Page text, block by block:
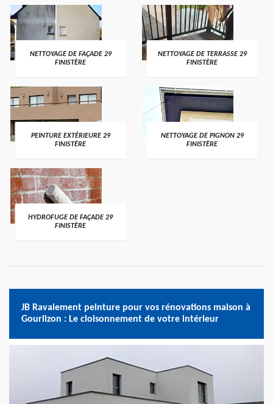
NETTOYAGE DE FAÇADE 29
FINISTÈRE
NETTOYAGE DE TERRASSE 29
FINISTÈRE
PEINTURE EXTÉRIEURE 29
FINISTÈRE
NETTOYAGE DE PIGNON 29
FINISTÈRE
HYDROFUGE DE FAÇADE 29
FINISTÈRE
JB Ravalement peinture pour vos rénovations maison à
Gourlizon : Le cloisonnement de votre intérieur